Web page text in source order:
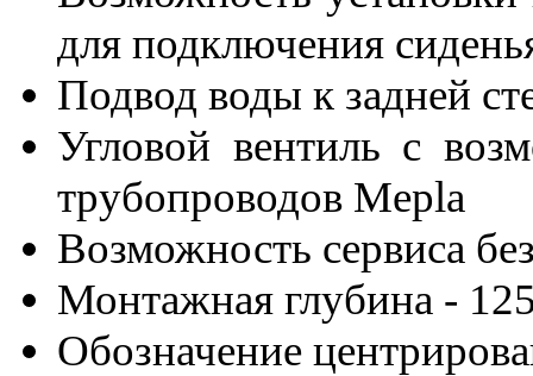
для подключения
Подвод воды к задней
Угловой вентиль с
трубопроводов Mepla
Возможность сервиса
Монтажная глубина -
Обозначение